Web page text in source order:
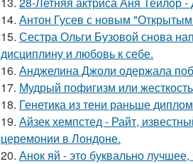
14. Антон Гусев с новым
15. Сестра Ольги Бузовой снова
дисциплину и любовь к себе.
16. Анджелина Джоли одержала
17. Мудрый пофигизм или
18. Генетика из тени раньше
19. Айзек хемпстед - Райт,
церемонии в Лондоне.
20. Анок яй - это буквально